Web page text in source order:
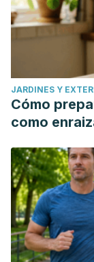
JARDINES Y
Cómo
como